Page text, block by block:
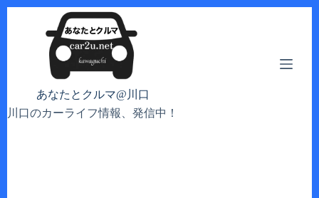
キ
あなたとクルマ@川口
川口のカーライフ情報、発信中！